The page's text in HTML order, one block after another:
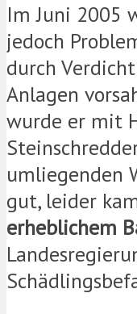
Im Juni 2005
jedoch
durch
Anlagen
wurde er mit
umliegenden
gut, leider
erheblichem